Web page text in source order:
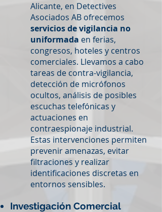
Alicante, en Detectives
Asociados AB ofrecemos
servicios de vigilancia no
uniformada en ferias,
congresos, hoteles y centros
comerciales. Llevamos a cabo
tareas de contra-vigilancia,
detección de micrófonos
ocultos, análisis de posibles
escuchas telefónicas y
actuaciones en
contraespionaje industrial.
Estas intervenciones permiten
prevenir amenazas, evitar
filtraciones y realizar
identificaciones discretas en
entornos sensibles.
Investigación Comercial